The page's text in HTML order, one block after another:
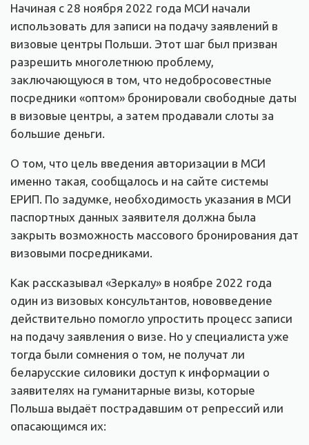
Начиная с 28 ноября 2022 года МСИ начали
использовать для записи на подачу заявлений в
визовые центры Польши. Этот шаг был призван
разрешить многолетнюю проблему,
заключающуюся в том, что недобросовестные
посредники «оптом» бронировали свободные даты
в визовые центры, а затем продавали слоты за
большие деньги.
О том, что цель введения авторизации в МСИ
именно такая, сообщалось и на сайте системы
ЕРИП. По задумке, необходимость указания в МСИ
паспортных данных заявителя должна была
закрыть возможность массового бронирования дат
визовыми посредниками.
Как рассказывал «Зеркалу» в ноябре 2022 года
один из визовых консультантов, нововведение
действительно помогло упростить процесс записи
на подачу заявления о визе. Но у специалиста уже
тогда были сомнения о том, не получат ли
беларусские силовики доступ к информации о
заявителях на гуманитарные визы, которые
Польша выдаёт пострадавшим от репрессий или
опасающимся их: